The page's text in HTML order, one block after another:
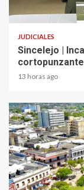
2 min read
JUDICIALES
Sincelejo |
13 horas ago